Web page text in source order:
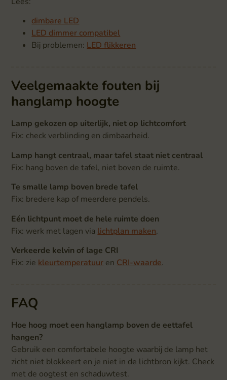
dimbare LED
LED dimmer compatibel
Bij problemen:LED flikkeren
Veelgemaakte fouten bij
hanglamp hoogte
Lamp gekozen op uiterlijk, niet op lichtcomfort
Fix: check verblinding en dimbaarheid.
Lamp hangt centraal, maar tafel staat niet centraal
Fix: hang boven de tafel, niet boven de ruimte.
Te smalle lamp boven brede tafel
Fix: bredere kap of meerdere pendels.
Eén lichtpunt moet de hele ruimte doen
Fix: werk met lagen via lichtplan maken.
Verkeerde kelvin of lage CRI
Fix: zie kleurtemperatuur en CRI-waarde.
FAQ
Hoe hoog moet een hanglamp boven de eettafel
hangen?
Gebruik een comfortabele hoogte waarbij de lamp het
zicht niet blokkeert en je niet in de lichtbron kijkt. Check
met de oogtest en schaduwtest.